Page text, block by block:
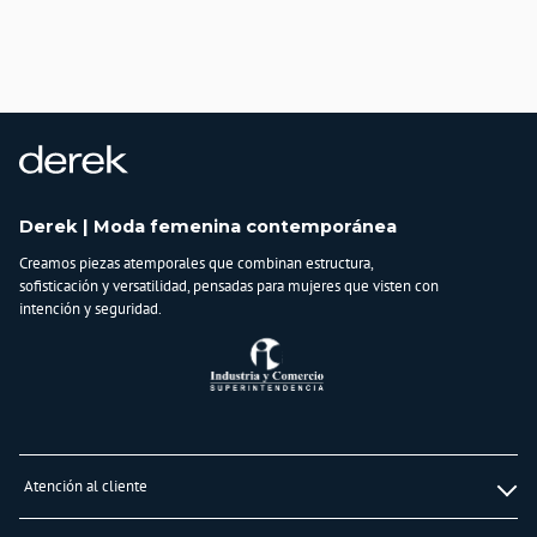
Derek | Moda femenina contemporánea
Creamos piezas atemporales que combinan estructura,
sofisticación y versatilidad, pensadas para mujeres que visten con
intención y seguridad.
Atención al cliente